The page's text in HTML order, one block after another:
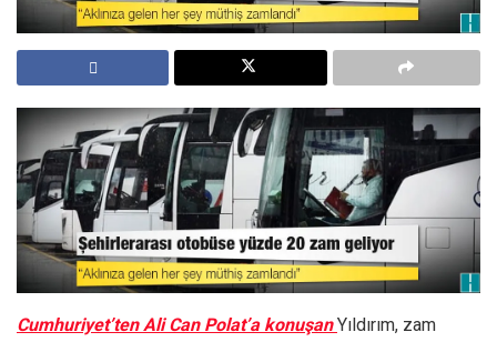
Cumhuriyet’ten Ali Can Polat’a konuşanYıldırım, zam